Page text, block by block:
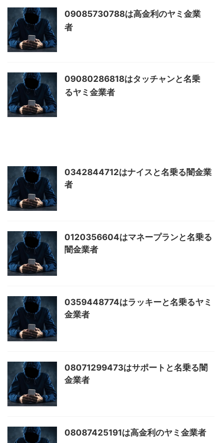
09085730788は高金利のヤミ金業
者
09080286818はタッチャンと名乗
るヤミ金業者
0342844712はナイスと名乗る闇金業
者
0120356604はマネープランと名乗る
闇金業者
0359448774はラッキーと名乗るヤミ
金業者
08071299473はサポートと名乗る闇
金業者
08087425191は高金利のヤミ金業者